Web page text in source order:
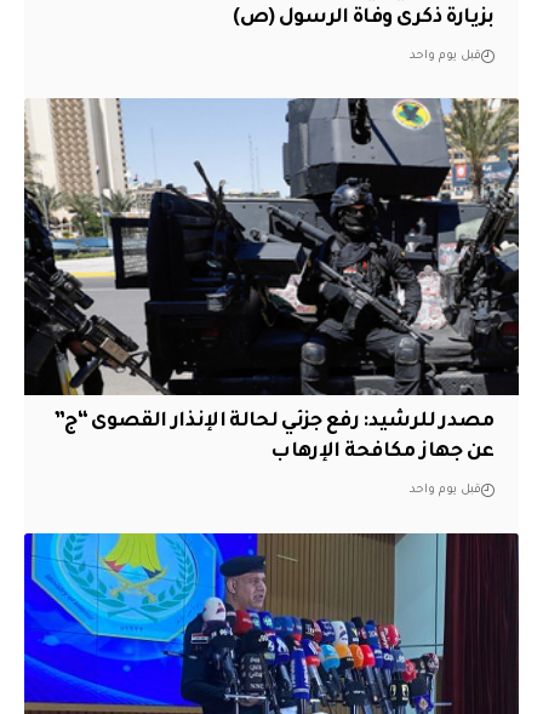
بزيارة ذكرى وفاة الرسول (ص)
قبل يوم واحد
مصدر للرشيد: رفع جزئي لحالة الإنذار القصوى “ج”
عن جهاز مكافحة الإرهاب
قبل يوم واحد